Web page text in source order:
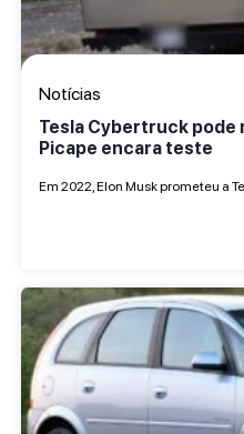
Notícias
Tesla Cybertruck pode
Picape encara teste
Em 2022, Elon Musk prometeu a